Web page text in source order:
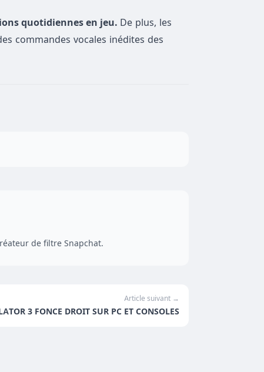
quotidiennes en jeu. De plus, les
commandes vocales inédites des
de filtre Snapchat.
Article suivant →
3 FONCE DROIT SUR PC ET CONSOLES